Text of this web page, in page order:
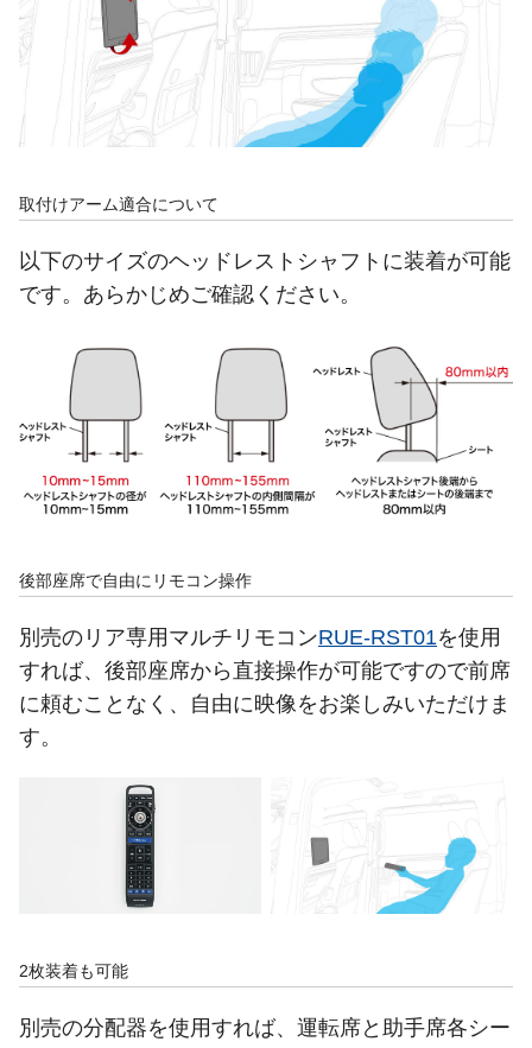
取付けアーム適合について
以下のサイズのヘッドレストシャフトに装着が可能
です。あらかじめご確認ください。
後部座席で自由にリモコン操作
別売のリア専用マルチリモコンRUE-RST01を使用
すれば、後部座席から直接操作が可能ですので前席
に頼むことなく、自由に映像をお楽しみいただけま
す。
2枚装着も可能
別売の分配器を使用すれば、運転席と助手席各シー